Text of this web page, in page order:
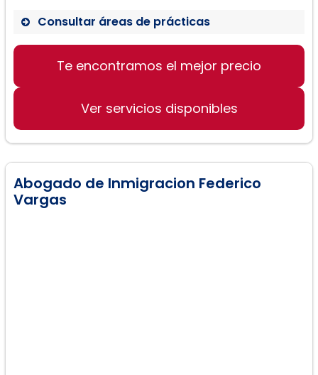
Consultar áreas de prácticas
Residencia Permanente
Peticiones Familiares
Te encontramos el mejor precio
Ver servicios disponibles
Abogado de Inmigracion Federico
Vargas